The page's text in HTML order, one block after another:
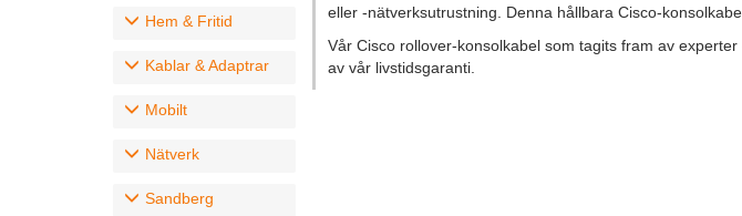
Hem & Fritid
Kablar & Adaptrar
Mobilt
Nätverk
Sandberg
eller -nätverksutrustning. Denna hållbara Cisco-
Vår Cisco rollover-konsolkabel som tagits fram av
av vår livstidsgaranti.